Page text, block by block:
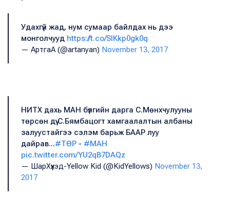
Удахгүй жад, нум сумаар байлдах нь дээ
монголчууд https://t.co/SlKkp0gk0q
— АртгаА (@artanyan) November 13, 2017
НИТХ дахь МАН бүлгийн дарга С.Мөнхчулууны
төрсөн дүү С.Бямбацогт хамгаалалтын албаны
залуустайгээ сэлэм барьж БААР луу
дайрав...#ТӨР - #МАН
pic.twitter.com/YU2qB7DAQz
— ШарХүүхэд-Yellow Kid (@KidYellows) November 13,
2017